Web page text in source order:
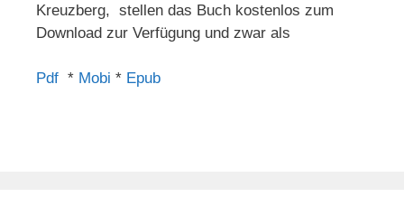
Kreuzberg, stellen das Buch kostenlos zum
Download zur Verfügung und zwar als
Pdf * Mobi * Epub